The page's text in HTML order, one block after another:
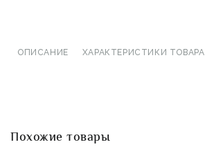
ароматом
ОПИСАНИЕ ХАРАКТЕРИСТИКИ ТОВАРА
Похожие товары